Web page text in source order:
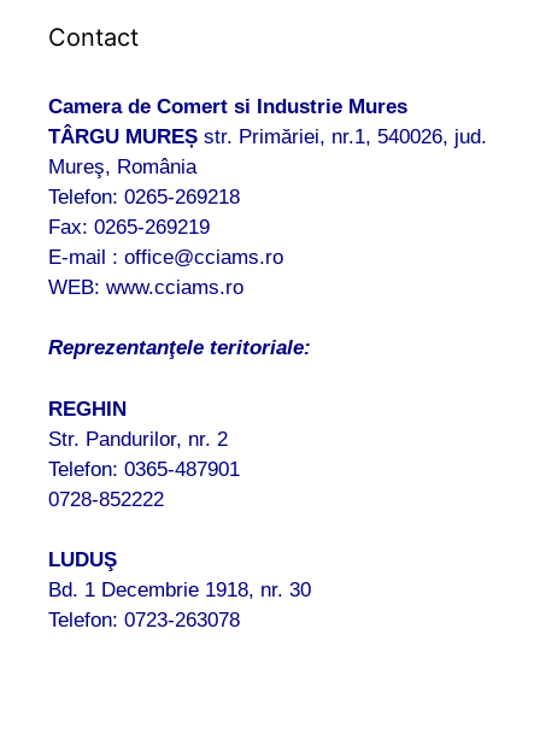
Contact
Camera de Comert si Industrie Mures
TÂRGU MUREȘ str. Primăriei, nr.1, 540026, jud.
Mureş, România
Telefon: 0265-269218
Fax: 0265-269219
E-mail : office@cciams.ro
WEB: www.cciams.ro
Reprezentanţele teritoriale:
REGHIN
Str. Pandurilor, nr. 2
Telefon: 0365-487901
0728-852222
LUDUŞ
Bd. 1 Decembrie 1918, nr. 30
Telefon: 0723-263078